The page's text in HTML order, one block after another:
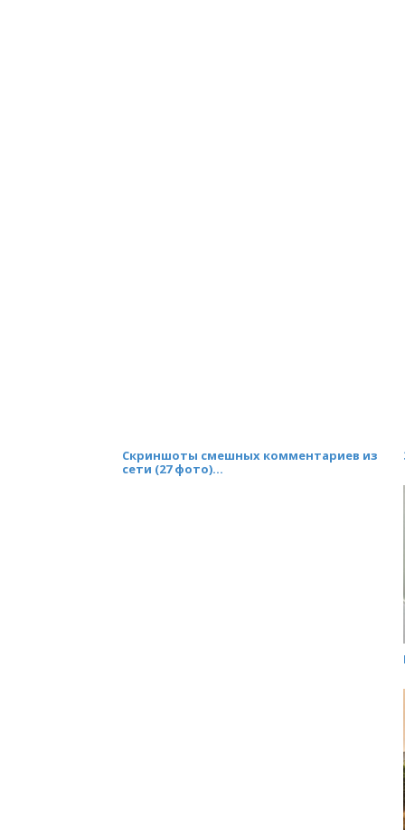
Скриншоты смешных комментариев из
сети (27 фото)...